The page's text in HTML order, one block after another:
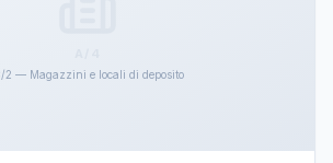
2 — Magazzini e locali di deposito